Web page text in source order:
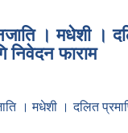
। मधेशी ।
निवेदन फाराम
। मधेशी । दलित